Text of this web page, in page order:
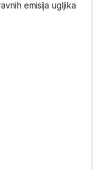
emisija ugljika